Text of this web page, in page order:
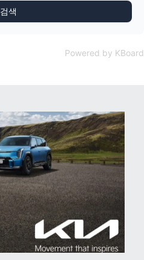
검색
Powered by KBoard